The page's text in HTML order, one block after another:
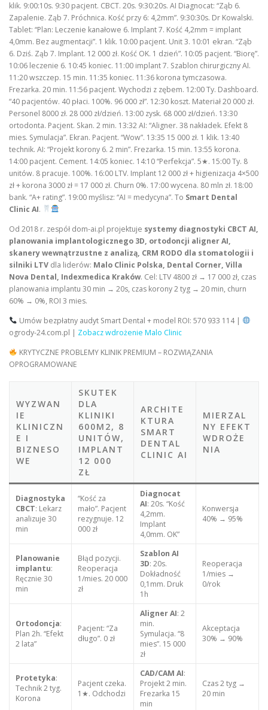
klik. 9:00:10s. 9:30 pacjent. CBCT. 20s. 9:30:20s. AI Diagnocat: “Ząb 6.
Zapalenie. Ząb 7. Próchnica. Kość przy 6: 4,2mm”. 9:30:30s. Dr Kowalski.
Tablet: “Plan: Leczenie kanałowe 6. Implant 7. Kość 4,2mm = implant
4,0mm. Bez augmentacji”. 1 klik. 10:00 pacjent. Unit 3. 10:01 ekran. “Ząb
6. Dziś. Ząb 7. Implant. 12 000 zł. Kość OK. 1 dzień”. 10:05 pacjent. “Biorę”.
10:06 leczenie 6. 10:45 koniec. 11:00 implant 7. Szablon chirurgiczny AI.
11:20 wszczep. 15 min. 11:35 koniec. 11:36 korona tymczasowa.
Frezarka. 20 min. 11:56 pacjent. Wychodzi z zębem. 12:00 Ty. Dashboard.
“40 pacjentów. 40 płaci. 100%. 96 000 zł”. 12:30 koszt. Materiał 20 000 zł.
Personel 8000 zł. 28 000 zł/dzień. 13:00 zysk. 68 000 zł/dzień. 13:30
ortodonta. Pacjent. Skan. 2 min. 13:32 AI: “Aligner. 38 nakładek. Efekt 8
mies. Symulacja”. Ekran. Pacjent. “Wow”. 13:35 15 000 zł. 1 klik. 13:40
technik. AI: “Projekt korony 6. 2 min”. Frezarka. 15 min. 13:55 korona.
14:00 pacjent. Cement. 14:05 koniec. 14:10 “Perfekcja”. 5★. 15:00 Ty. 8
unitów. 8 pracuje. 100%. 16:00 LTV. Implant 12 000 zł + higienizacja 4×500
zł + korona 3000 zł = 17 000 zł. Churn 0%. 17:00 wycena. 80 mln zł. 18:00
bank. “A+ rating”. 19:00 myślisz: “AI = medycyna”. To Smart Dental
Clinic AI.
Od 2018 r. zespół dom-ai.pl projektuje systemy diagnostyki CBCT AI,
planowania implantologicznego 3D, ortodoncji aligner AI,
skanery wewnątrzustne z analizą, CRM RODO dla stomatologii i
silniki LTV dla liderów: Malo Clinic Polska, Dental Corner, Villa
Nova Dental, Indexmedica Kraków. Cel: LTV 4800 zł → 17 000 zł, czas
planowania implantu 30 min → 20s, czas korony 2 tyg → 20 min, churn
60% → 0%, ROI 3 mies.
Umów bezpłatny audyt Smart Dental + model ROI: 570 933 114 |
ogrody-24.com.pl | Zobacz wdrożenie Malo Clinic
KRYTYCZNE PROBLEMY KLINIK PREMIUM – ROZWIĄZANIA
OPROGRAMOWANE
WYZWAN
IE
KLINICZN
E I
BIZNESO
WE
SKUTEK
DLA
KLINIKI
600M2, 8
UNITÓW,
IMPLANT
12 000
ZŁ
ARCHITE
KTURA
SMART
DENTAL
CLINIC AI
MIERZAL
NY EFEKT
WDROŻE
NIA
Diagnostyka
CBCT: Lekarz
analizuje 30
min
“Kość za
mało”. Pacjent
rezygnuje. 12
000 zł
Diagnocat
AI: 20s. “Kość
4,2mm.
Implant
4,0mm. OK”
Konwersja
40% → 95%
Planowanie
implantu:
Ręcznie 30
min
Błąd pozycji.
Reoperacja
1/mies. 20 000
zł
Szablon AI
3D: 20s.
Dokładność
0,1mm. Druk
1h
Reoperacja
1/mies →
0/rok
Ortodoncja:
Plan 2h. “Efekt
2 lata”
Pacjent: “Za
długo”. 0 zł
Aligner AI: 2
min.
Symulacja. “8
mies”. 15 000
zł
Akceptacja
30% → 90%
Protetyka:
Technik 2 tyg.
Korona
Pacjent czeka.
1★. Odchodzi
CAD/CAM AI:
Projekt 2 min.
Frezarka 15
min
Czas 2 tyg →
20 min